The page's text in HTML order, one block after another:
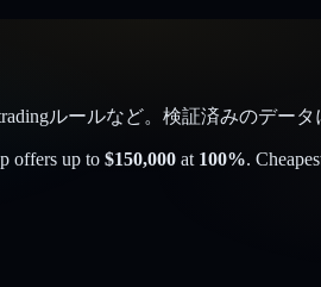
ルールなど。検証済みのデータ
offers up to $150,000 at 100%.